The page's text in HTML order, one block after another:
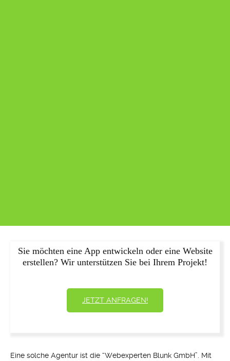
Sie möchten eine App entwickeln oder eine Website
erstellen? Wir unterstützen Sie bei Ihrem Projekt!
JETZT ANFRAGEN!
Eine solche Agentur ist die “Webexperten Blunk GmbH”. Mit